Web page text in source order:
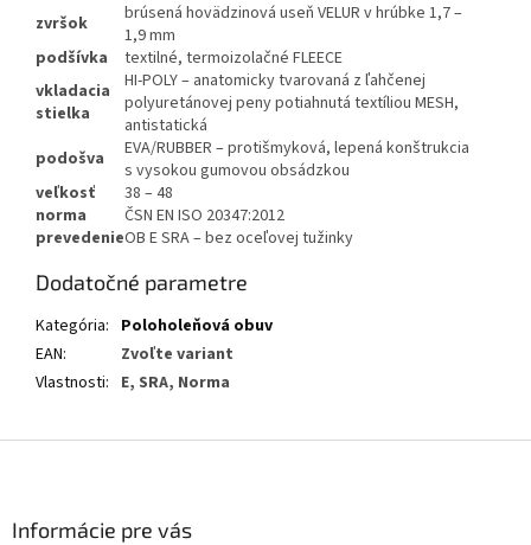
zvršok
brúsená hovädzinová useň VELUR v hrúbke 1,7 –
1,9 mm
podšívka
textilné, termoizolačné FLEECE
vkladacia
stielka
HI-POLY – anatomicky tvarovaná z ľahčenej
polyuretánovej peny potiahnutá textíliou MESH,
antistatická
podošva
EVA/RUBBER – protišmyková, lepená konštrukcia
s vysokou gumovou obsádzkou
veľkosť
38 – 48
norma
ČSN EN ISO 20347:2012
prevedenieOB E SRA – bez oceľovej tužinky
Dodatočné parametre
Kategória: Poloholeňová obuv
EAN:
Zvoľte variant
Vlastnosti: E, SRA, Norma
Informácie pre vás